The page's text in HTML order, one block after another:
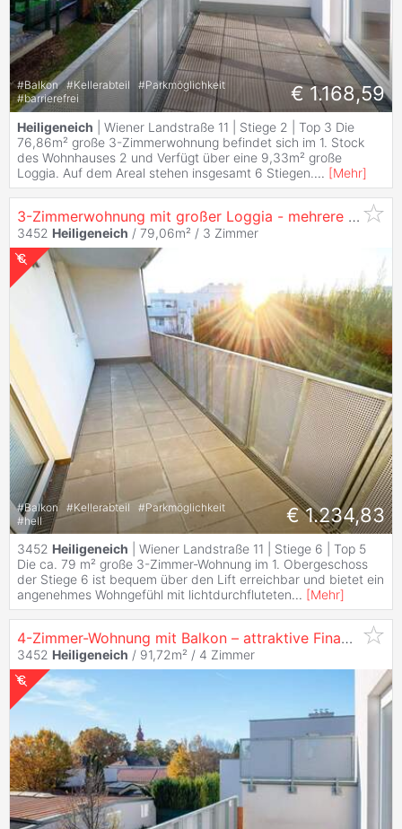
#Balkon #Kellerabteil #Parkmöglichkeit
#barrierefrei € 1.168,59
Heiligeneich | Wiener Landstraße 11 | Stiege 2 | Top 3 Die
76,86m² große 3-Zimmerwohnung befindet sich im 1. Stock
des Wohnhauses 2 und Verfügt über eine 9,33m² große
Loggia. Auf dem Areal stehen insgesamt 6 Stiegen.... [Mehr]
3-Zimmerwohnung mit großer Loggia - mehrere Finanzierungsvarianten & Wohnzuschuss möglich!
3452 Heiligeneich / 79,06m² / 3 Zimmer
#Balkon #Kellerabteil #Parkmöglichkeit
#hell € 1.234,83
3452 Heiligeneich | Wiener Landstraße 11 | Stiege 6 | Top 5
Die ca. 79 m² große 3-Zimmer-Wohnung im 1. Obergeschoss
der Stiege 6 ist bequem über den Lift erreichbar und bietet ein
angenehmes Wohngefühl mit lichtdurchfluteten... [Mehr]
4-Zimmer-Wohnung mit Balkon – attraktive Finanzierungsmodelle & Wohnzuschuss
3452 Heiligeneich / 91,72m² / 4 Zimmer